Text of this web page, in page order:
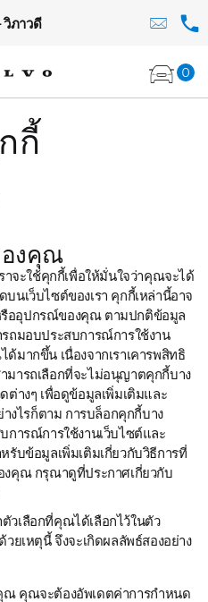
วิภาวดี
0
กี้
องคุณ
าจะใช้คุกกี้เพื่อให้มั่นใจว่าคุณจะได้
นเว็บไซต์ของเรา คุกกี้เหล่านี้อาจ
ออุปกรณ์ของคุณ ตามปกติข้อมูล
ถมอบประสบการณ์การใช้งาน
มากขึ้น เนื่องจากเราเคารพสิทธิ
ารถเลือกที่จะไม่อนุญาตคุกกี้บาง
างๆ เพื่อดูข้อมูลเพิ่มเติมและ
างไรก็ตาม การบล็อกคุกกี้บาง
การณ์การใช้งานเว็บไซต์และ
รับข้อมูลเพิ่มเติมเกี่ยวกับวิธีการที่
งคุณ กรุณาดูที่ประกาศเกี่ยวกับ
วเลือกที่คุณได้เลือกไว้ในตัว
ยเหตุนี้ จึงจะเกิดผลลัพธ์สองอย่าง
คุณจะต้องอัพเดตค่าการกำหนด